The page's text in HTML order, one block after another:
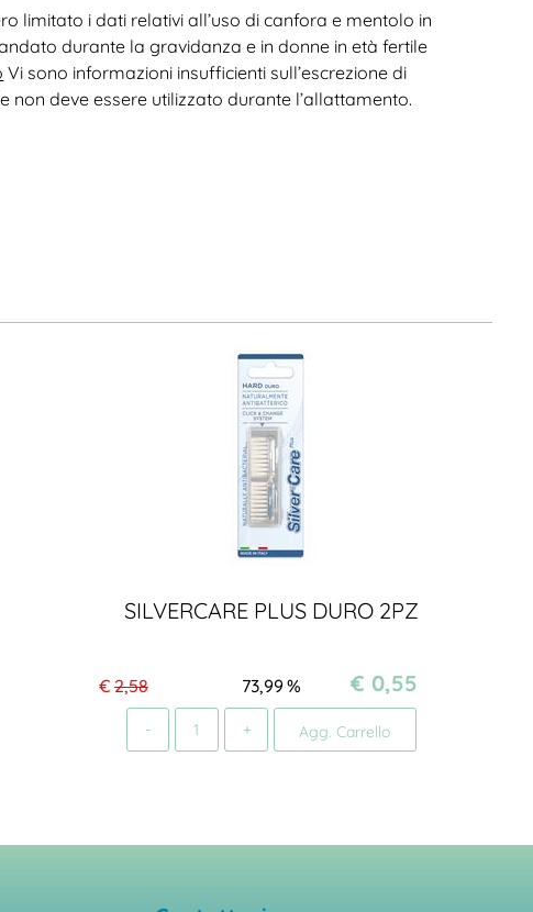
limitato i dati relativi all’uso di canfora e mentolo in
durante la gravidanza e in donne in età fertile
Vi sono informazioni insufficienti sull’escrezione di
deve essere utilizzato durante l’allattamento.
SILVERCARE PLUS DURO 2PZ
€2,58 %
73,99 € 0,55
Agg. Carrello